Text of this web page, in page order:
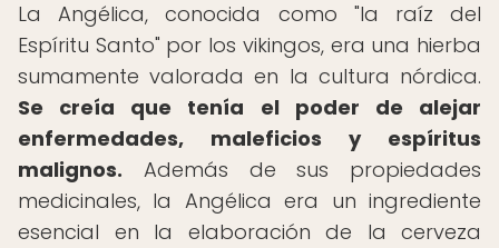
La Angélica, conocida como "la raíz del
Espíritu Santo" por los vikingos, era una hierba
sumamente valorada en la cultura nórdica.
Se creía que tenía el poder de alejar
enfermedades, maleficios y espíritus
malignos. Además de sus propiedades
medicinales, la Angélica era un ingrediente
esencial en la elaboración de la cerveza